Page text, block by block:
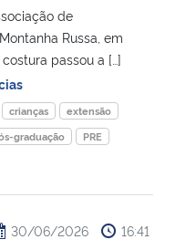
de
Russa, em
passou a […]
crianças
extensão
graduação
PRE
30/06/2026 16:41